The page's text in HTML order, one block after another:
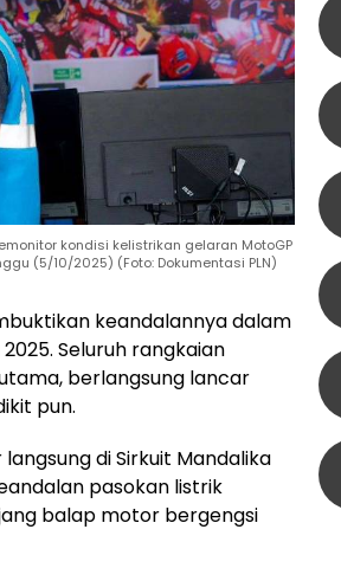
kondisi kelistrikan gelaran MotoGP
(5/10/2025) (Foto: Dokumentasi PLN)
keandalannya dalam
Seluruh rangkaian
berlangsung lancar
pun.
di Sirkuit Mandalika
pasokan listrik
balap motor bergengsi